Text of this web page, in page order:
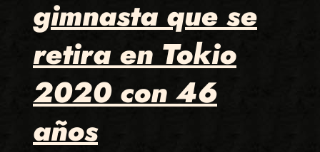
gimnasta que se
retira en Tokio
2020 con 46
años